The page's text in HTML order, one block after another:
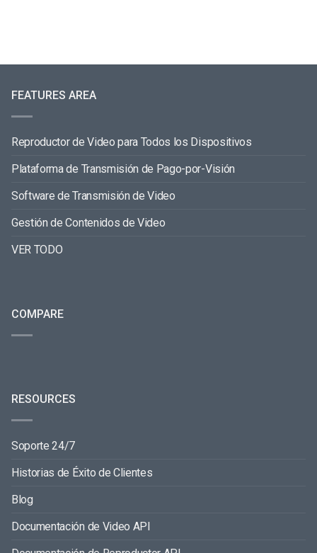
FEATURES AREA
Reproductor de Video para Todos los Dispositivos
Plataforma de Transmisión de Pago-por-Visión
Software de Transmisión de Video
Gestión de Contenidos de Video
VER TODO
COMPARE
RESOURCES
Soporte 24/7
Historias de Éxito de Clientes
Blog
Documentación de Video API